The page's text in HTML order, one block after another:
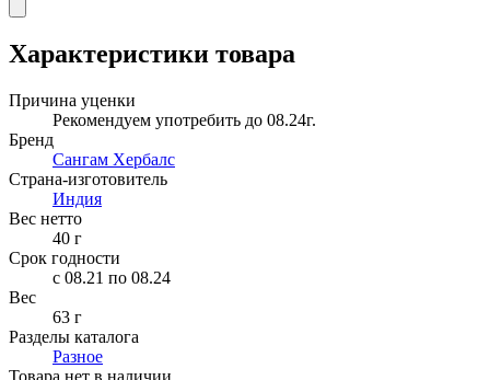
Характеристики товара
Причина уценки
Рекомендуем употребить до 08.24г.
Бренд
Сангам Хербалс
Страна-изготовитель
Индия
Вес нетто
40 г
Срок годности
c 08.21 по 08.24
Вес
63 г
Разделы каталога
Разное
Товара нет в наличии